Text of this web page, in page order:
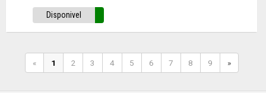
Disponivel
« 1 2 3 4 5 6 7 8 9 »